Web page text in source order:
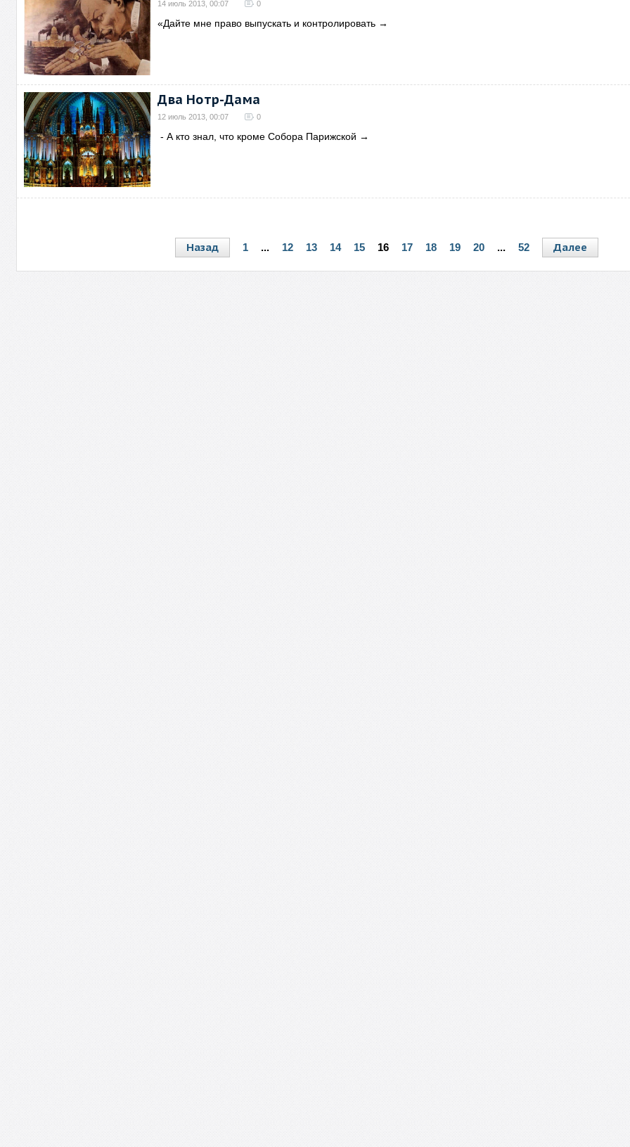
14 июль 2013, 00:07 0
«Дайте мне право выпускать и контролировать →
Два Нотр-Дама
12 июль 2013, 00:07 0
- А кто знал, что кроме Собора Парижской →
Назад 1 ... 12 13 14 15 16 17 18 19 20 ... 52 Далее